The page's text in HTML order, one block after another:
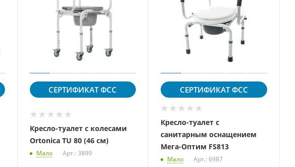
СЕРТИФИКАТФСС
Кресло-туалет с колесами
Ortonica TU 80 (46 см)
Мало Арт.: 3899
СЕРТИФИКАТФСС
Кресло-туалет с
санитарным оснащением
Мега-Оптим FS813
Мало Арт.: 6987